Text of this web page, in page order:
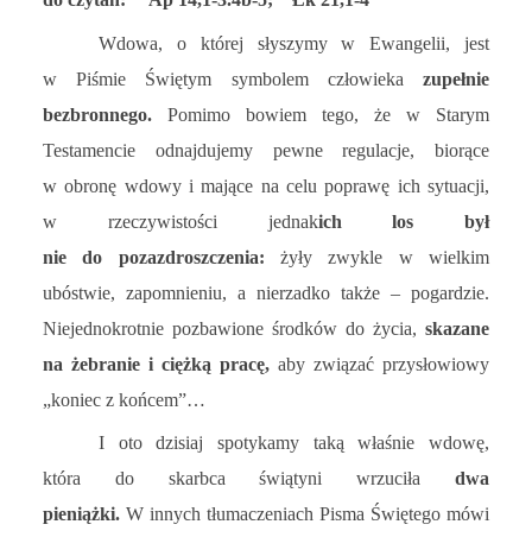
Wdowa, o której słyszymy w Ewangelii, jest
w Piśmie Świętym symbolem człowiekazupełnie
bezbronnego.Pomimo bowiem tego, że w Starym
Testamencie odnajdujemy pewne regulacje, biorące
w obronę wdowy i mające na celu poprawę ich sytuacji,
w rzeczywistości jednakich los był
nie do pozazdroszczenia: żyły zwykle w wielkim
ubóstwie, zapomnieniu, a nierzadko także – pogardzie.
Niejednokrotnie pozbawione środków do życia,skazane
na żebranie i ciężką pracę, aby związać przysłowiowy
„koniec z końcem”…
I oto dzisiaj spotykamy taką właśnie wdowę,
która do skarbca świątyni wrzuciładwa
pieniążki.W innych tłumaczeniach Pisma Świętego mówi